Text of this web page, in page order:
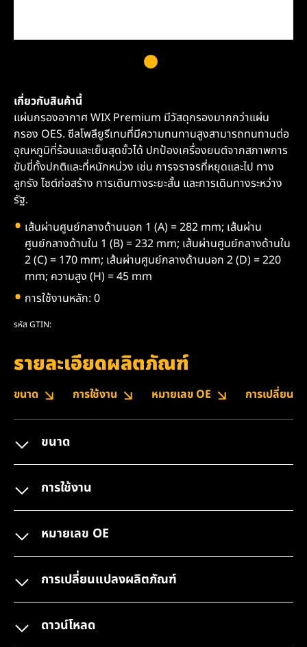
เกี่ยวกับสินค้านี้
แผ่นกรองอากาศ WIX Premium มีวัสดุกรองมากกว่าแผ่น
กรอง OES. ซีลโพลียูรีเทนที่มีความทนทานสูงสามารถทนทานต่อ
อุณหภูมิที่ร้อนและเย็นสุดขั้วได้ ปกป้องเครื่องยนต์จากสภาพการ
ขับขี่ทั้งปกติและที่หนักหน่วง เช่น การจราจรที่หยุดและไป ทาง
ลูกรัง ไซต์ก่อสร้าง การเดินทางระยะสั้น และการเดินทางระหว่าง
รัฐ.
เส้นผ่านศูนย์กลางด้านนอก 1 (A) = 282 mm; เส้นผ่าน
ศูนย์กลางด้านใน 1 (B) = 232 mm; เส้นผ่านศูนย์กลางด้านใน
2 (C) = 170 mm; เส้นผ่านศูนย์กลางด้านนอก 2 (D) = 220
mm; ความสูง (H) = 45 mm
การใช้งานหลัก: 0
รหัส GTIN:
รายละเอียดผลิตภัณฑ์
ขนาด การใช้งาน หมายเลข OE การเปลี่ยน
ขนาด
การใช้งาน
หมายเลข OE
การเปลี่ยนแปลงผลิตภัณฑ์
ดาวน์โหลด